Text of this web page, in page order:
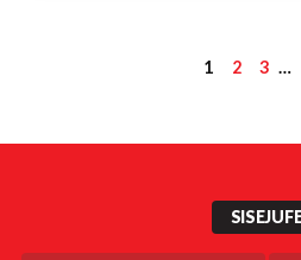
posts
1 2 3 …